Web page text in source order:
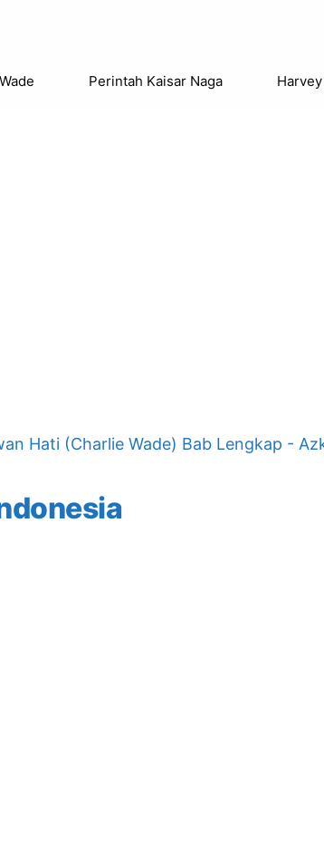
Perintah Kaisar Naga
Hati (Charlie Wade) Bab Lengkap -